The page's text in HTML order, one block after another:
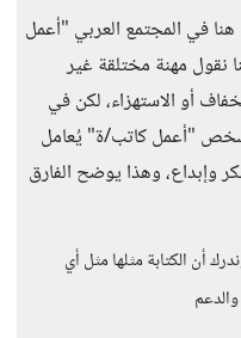
في المجتمع العربي "أعمل
نقول مهنة مختلقة غير
أو الاستهزاء، لكن في
"أعمل كاتب/ة" يُعامل
وإبداع، وهذا يوضح الفارق
أن الكتابة مثلها مثل أي